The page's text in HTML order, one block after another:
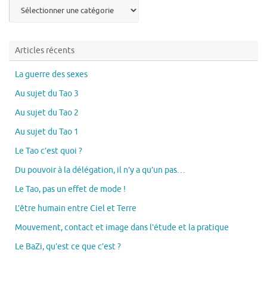
Articles récents
La guerre des sexes
Au sujet du Tao 3
Au sujet du Tao 2
Au sujet du Tao 1
Le Tao c’est quoi ?
Du pouvoir à la délégation, il n’y a qu’un pas…
Le Tao, pas un effet de mode !
L’être humain entre Ciel et Terre
Mouvement, contact et image dans l’étude et la pratique
Le BaZi, qu’est ce que c’est ?